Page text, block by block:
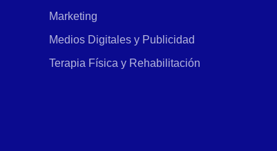
Marketing
Medios Digitales y Publicidad
Terapia Física y Rehabilitación